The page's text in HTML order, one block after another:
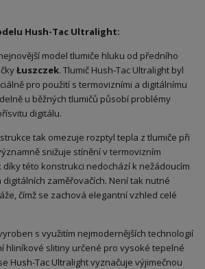
Hush-Tac Ultralight:
model tlumiče hluku od předního
Łuszczek. Tlumič Hush-Tac Ultralight byl
pro použití s termovizními a digitálnímu
u běžných tlumičů působí problémy
digitálu.
tak omezuje rozptyl tepla z tlumiče při
snižuje stínění v termovizním
díky této konstrukci nedochází k nežádoucím
zaměřovačích. Není tak nutné
čímž se zachová elegantní vzhled celé
s využitím nejmodernějších technologií
hliníkové slitiny určené pro vysoké tepelné
Hush-Tac Ultralight vyznačuje výjimečnou